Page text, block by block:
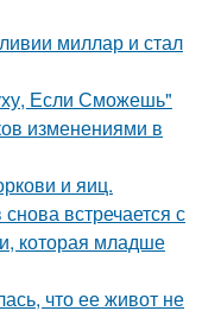
миллар и стал
Если Сможешь"
изменениями в
и яиц.
встречается с
которая младше
что ее живот не